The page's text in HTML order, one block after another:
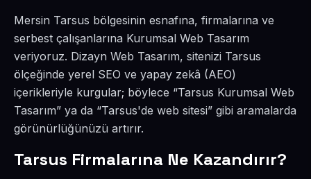
Mersin Tarsus bölgesinin esnafına, firmalarına ve
serbest çalışanlarına Kurumsal Web Tasarım
veriyoruz. Dizayn Web Tasarım, sitenizi Tarsus
ölçeğinde yerel SEO ve yapay zekâ (AEO)
içerikleriyle kurgular; böylece “Tarsus Kurumsal Web
Tasarım” ya da “Tarsus'de web sitesi” gibi aramalarda
görünürlüğünüzü artırır.
Tarsus Firmalarına Ne Kazandırır?